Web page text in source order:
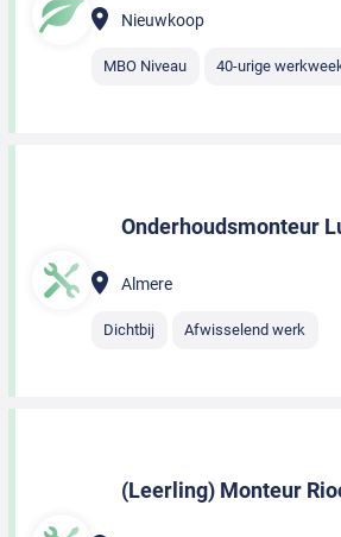
Nieuwkoop
MBO Niveau 40-urige
Onderhoudsmonteur
Almere
Dichtbij Afwisselend werk
(Leerling) Monteur